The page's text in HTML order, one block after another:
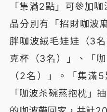
「集滿2點」可參加
品分別有「招財咖波
胖咖波絨毛娃娃（3
克杯（3名）」、「
（2名）」。「集滿
「咖波茶碗蒸抱枕」